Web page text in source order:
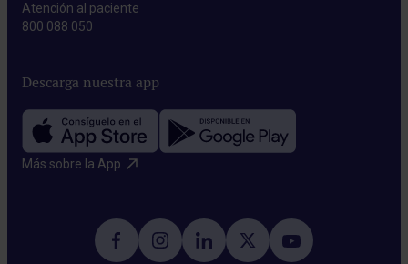
Atención al paciente
800 088 050
Descarga nuestra app
Más sobre la App​